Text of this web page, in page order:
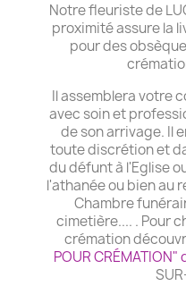
Notre fleuriste de
proximité assure la
pour des
Il assemblera votre
avec soin et
de son arrivage. Il
toute discrétion et
du défunt à l'Eglise
l'athanée ou bien au
Chambre
cimetière.... . Pour
crémation
POUR